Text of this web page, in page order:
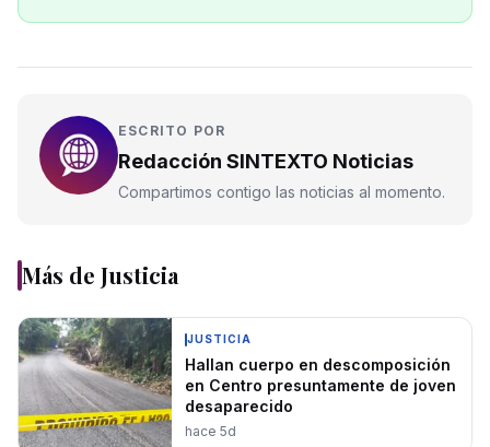
ESCRITO POR
Redacción SINTEXTO Noticias
Compartimos contigo las noticias al momento.
Más de Justicia
JUSTICIA
Hallan cuerpo en descomposición
en Centro presuntamente de joven
desaparecido
hace 5d